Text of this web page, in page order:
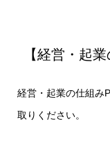
【経営・起
経営・起業の仕組み
取りください。